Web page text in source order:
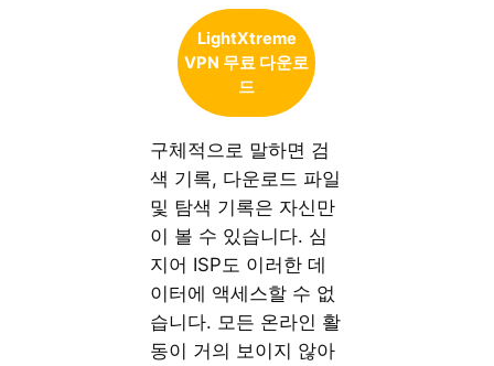
LightXtreme
VPN 무료 다운로
드
구체적으로 말하면 검
색 기록, 다운로드 파일
및 탐색 기록은 자신만
이 볼 수 있습니다. 심
지어 ISP도 이러한 데
이터에 액세스할 수 없
습니다. 모든 온라인 활
동이 거의 보이지 않아